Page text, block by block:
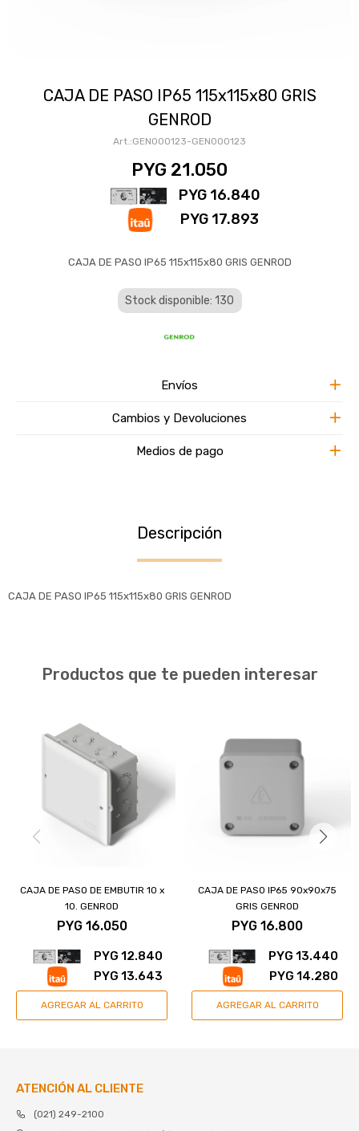
CAJA DE PASO IP65 115x115x80 GRIS
GENROD
GEN000123-GEN000123
PYG 21.050
PYG 16.840
PYG 17.893
CAJA DE PASO IP65 115x115x80 GRIS GENROD
Stock disponible: 130
Envíos
Cambios y Devoluciones
Medios de pago
Descripción
CAJA DE PASO IP65 115x115x80 GRIS GENROD
Productos que te pueden interesar
CAJA DE PASO DE EMBUTIR 10 x
10. GENROD
PYG 16.050
PYG 12.840
PYG 13.643
CAJA DE PASO IP65 90x90x75
GRIS GENROD
PYG 16.800
PYG 13.440
PYG 14.280
ATENCIÓN AL CLIENTE
(021) 249-2100